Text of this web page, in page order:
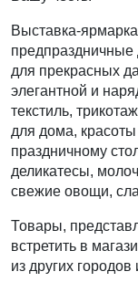
Выставка-
для прекрасных
элегантной и
текстиль,
для дома,
праздничному
деликатесы,
свежие овощи,
Товары,
встретить в
из других городов